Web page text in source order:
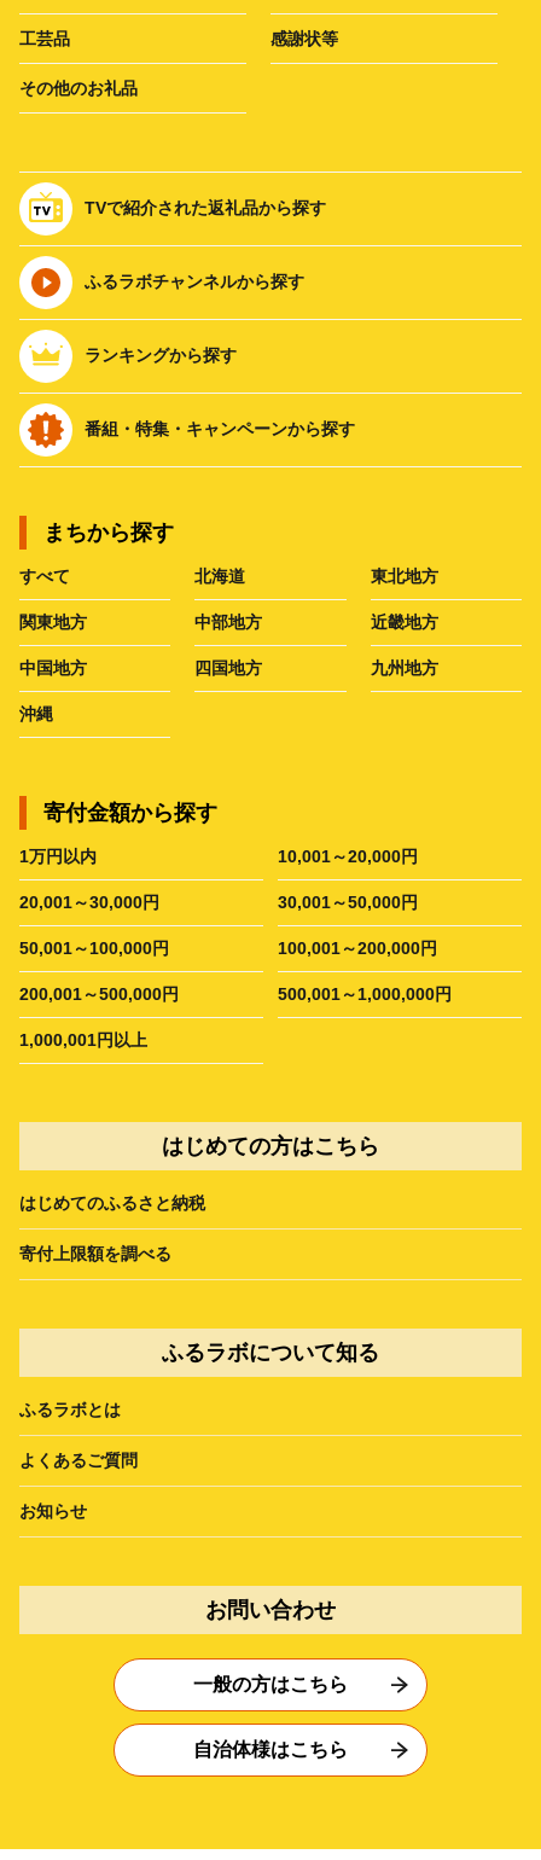
工芸品 感謝状等
その他のお礼品
TVで紹介された返礼品から探す
ふるラボチャンネルから探す
ランキングから探す
番組・特集・キャンペーンから探す
まちから探す
すべて 北海道 東北地方
関東地方 中部地方 近畿地方
中国地方 四国地方 九州地方
沖縄
寄付金額から探す
1万円以内 10,001～20,000円
20,001～30,000円 30,001～50,000円
50,001～100,000円 100,001～200,000円
200,001～500,000円 500,001～1,000,000円
1,000,001円以上
はじめての方はこちら
はじめてのふるさと納税
寄付上限額を調べる
ふるラボについて知る
ふるラボとは
よくあるご質問
お知らせ
お問い合わせ
一般の方はこちら
自治体様はこちら